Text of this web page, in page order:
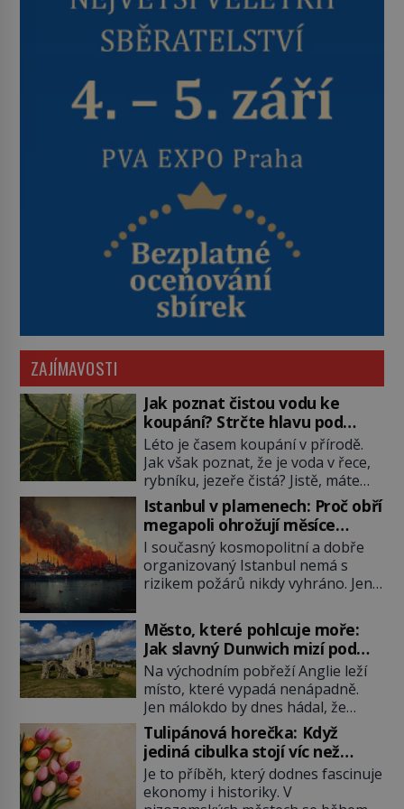
ZAJÍMAVOSTI
Jak poznat čistou vodu ke
koupání? Strčte hlavu pod
hladinu!
Léto je časem koupání v přírodě.
Jak však poznat, že je voda v řece,
rybníku, jezeře čistá? Jistě, máte
možnost využít informace
hygieniků či podrobit křížovému
výslechu provozovatele přírodního
koupaliště. Existuje ale ještě jiná
alternativa. Jaká? Podívat se pod
hladinu a zjistit, kdo si onu
dávno před vámi. Říká se jim
bioindikátory […]
Istanbul v plamenech: Proč obří
megapoli ohrožují měsíce
smaženého lilku?
I současný kosmopolitní a dobře
organizovaný Istanbul nemá s
rizikem požárů nikdy vyhráno. Jen
představit, jaká požární rizika
skrýval Istanbul časů minulých. Jak
čelilo město v minulosti potenciální
ohnivé katastrofě a proč jsou zde
stále tolik obávány měsíce
smaženého lilku? První hasičský
sbor se v Istanbulu objevuje v roce
1714 a […]
Město, které pohlcuje moře:
Jak slavný Dunwich mizí pod
hladinou
Na východním pobřeží Anglie leží
místo, které vypadá nenápadně.
Jen málokdo by dnes hádal, že
právě zde kdysi stojí jeden z
nejvýznamnějších anglických
přístavů. Středověký Dunwich
soupeří svým významem s
Londýnem, pyšní se kostely,
Tulipánová horečka: Když
jediná cibulka stojí víc než
honosný dům
Je to příběh, který dodnes fascinuje
ekonomy i historiky. V